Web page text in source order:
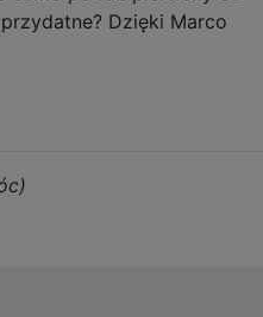
Dzięki Marco